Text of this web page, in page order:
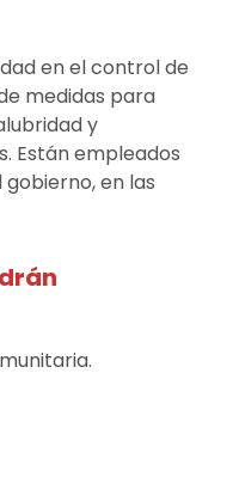
en el control de
medidas para
y
Están empleados
en las